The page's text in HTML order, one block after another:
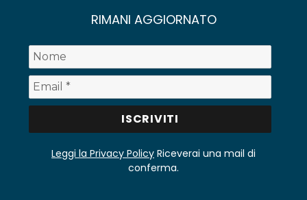
RIMANI AGGIORNATO
Leggi la Privacy Policy Riceverai una mail di
conferma.